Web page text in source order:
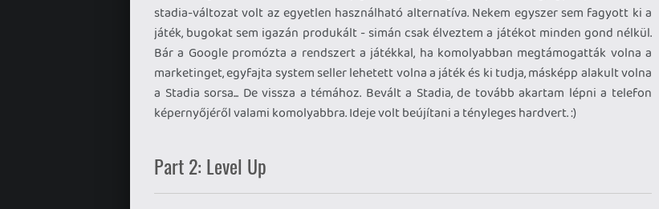
stadia-változat volt az egyetlen használható alternatíva. Nekem egyszer sem fagyott ki a
játék, bugokat sem igazán produkált - simán csak élveztem a játékot minden gond nélkül.
Bár a Google promózta a rendszert a játékkal, ha komolyabban megtámogatták volna a
marketinget, egyfajta system seller lehetett volna a játék és ki tudja, másképp alakult volna
a Stadia sorsa... De vissza a témához. Bevált a Stadia, de tovább akartam lépni a telefon
képernyőjéről valami komolyabbra. Ideje volt beújítani a tényleges hardvert. :)
Part 2: Level Up